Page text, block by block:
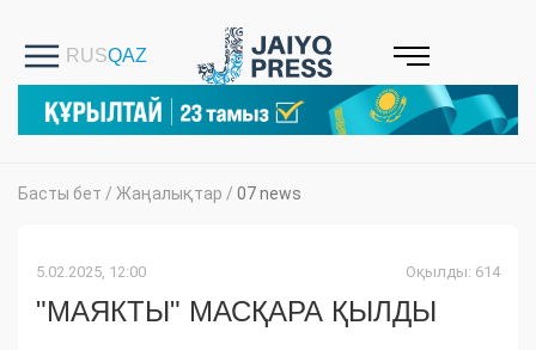
Басты бет / Жаңалықтар / 07 news
5.02.2025, 12:00 Оқылды: 614
"МАЯКТЫ" МАСҚАРА ҚЫЛДЫ